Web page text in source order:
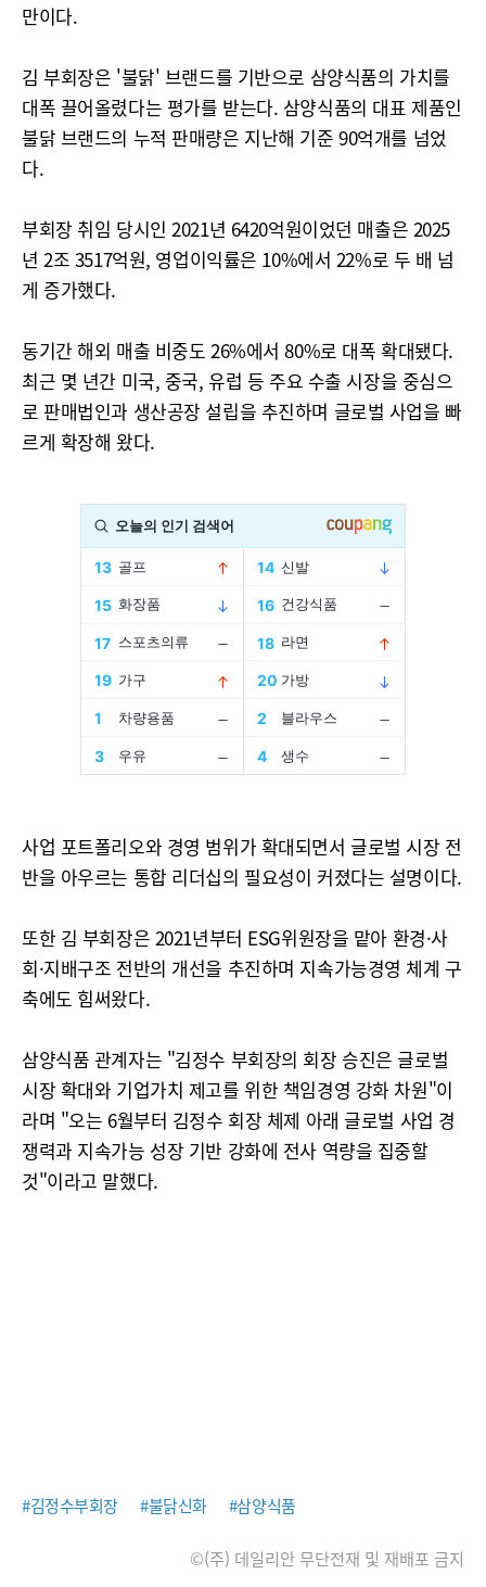
만이다.
김 부회장은 '불닭' 브랜드를 기반으로 삼양식품의 가치를
대폭 끌어올렸다는 평가를 받는다. 삼양식품의 대표 제품인
불닭 브랜드의 누적 판매량은 지난해 기준 90억개를 넘었
다.
부회장 취임 당시인 2021년 6420억원이었던 매출은 2025
년 2조 3517억원, 영업이익률은 10%에서 22%로 두 배 넘
게 증가했다.
동기간 해외 매출 비중도 26%에서 80%로 대폭 확대됐다.
최근 몇 년간 미국, 중국, 유럽 등 주요 수출 시장을 중심으
로 판매법인과 생산공장 설립을 추진하며 글로벌 사업을 빠
르게 확장해 왔다.
사업 포트폴리오와 경영 범위가 확대되면서 글로벌 시장 전
반을 아우르는 통합 리더십의 필요성이 커졌다는 설명이다.
또한 김 부회장은 2021년부터 ESG위원장을 맡아 환경·사
회·지배구조 전반의 개선을 추진하며 지속가능경영 체계 구
축에도 힘써왔다.
삼양식품 관계자는 "김정수 부회장의 회장 승진은 글로벌
시장 확대와 기업가치 제고를 위한 책임경영 강화 차원"이
라며 "오는 6월부터 김정수 회장 체제 아래 글로벌 사업 경
쟁력과 지속가능 성장 기반 강화에 전사 역량을 집중할
것"이라고 말했다.
#김정수부회장 #불닭신화 #삼양식품
©(주) 데일리안 무단전재 및 재배포 금지